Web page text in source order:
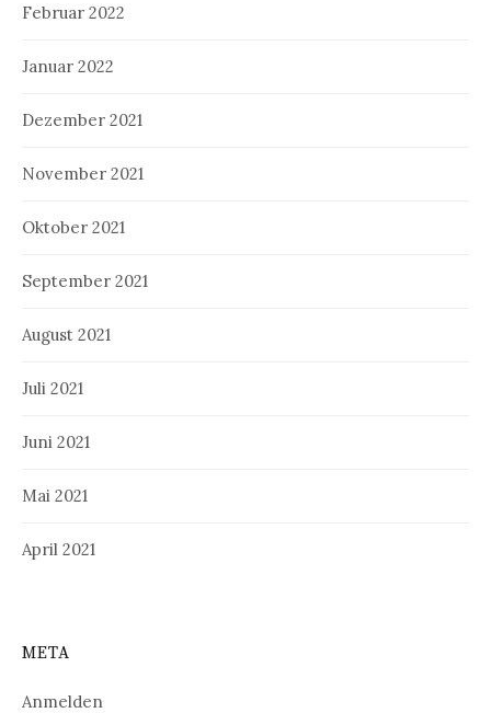
Februar 2022
Januar 2022
Dezember 2021
November 2021
Oktober 2021
September 2021
August 2021
Juli 2021
Juni 2021
Mai 2021
April 2021
META
Anmelden